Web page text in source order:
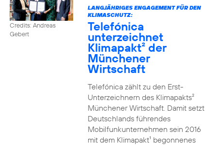
Credits: Andreas
Gebert
LANGJÄHRIGES ENGAGEMENT FÜR DEN
KLIMASCHUTZ:
Telefónica
unterzeichnet
Klimapakt² der
Münchener
Wirtschaft
Telefónica zählt zu den Erst-
Unterzeichnern des Klimapakts²
Münchener Wirtschaft. Damit setzt
Deutschlands führendes
Mobilfunkunternehmen sein 2016
mit dem Klimapakt¹ begonnenes